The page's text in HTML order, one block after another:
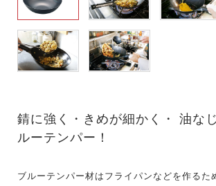
錆に強く・きめが細かく・ 油な
ルーテンパー！
ブルーテンパー材はフライパンなどを作るた